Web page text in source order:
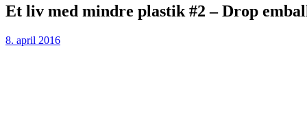
Skip
to
Et liv med mindre plastik #2 – Drop
8. april 2016